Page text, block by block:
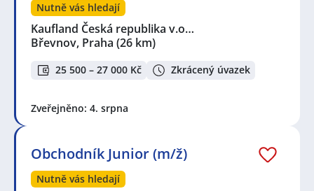
Nutně vás hledají
Kaufland Česká republika v.o…
Břevnov, Praha (26 km)
25 500 – 27 000 Kč Zkrácený úvazek
Zveřejněno: 4. srpna
Obchodník Junior (m/ž)
Nutně vás hledají